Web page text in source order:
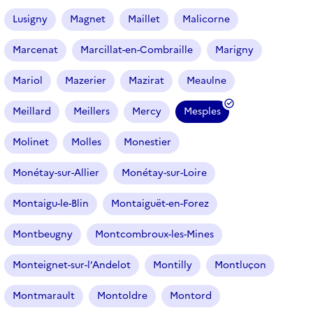
Lusigny Magnet Maillet Malicorne
Marcenat Marcillat-en-Combraille Marigny
Mariol Mazerier Mazirat Meaulne
Meillard Meillers Mercy Mesples
(
l
t
r
e
s
e
c
Molinet Molles Monestier
Monétay-sur-Allier Monétay-sur-Loire
Montaigu-le-Blin Montaiguët-en-Forez
Montbeugny Montcombroux-les-Mines
Monteignet-sur-l’Andelot Montilly Montluçon
Montmarault Montoldre Montord